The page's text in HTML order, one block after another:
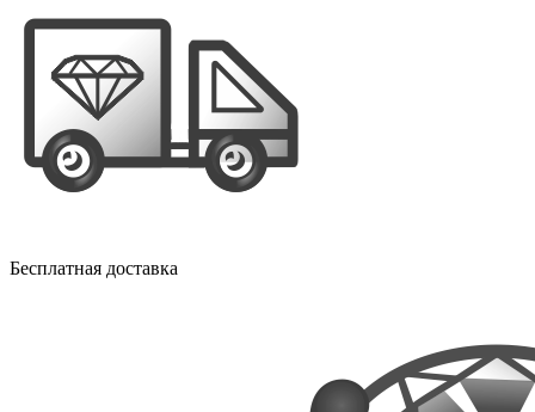
Бесплатная доставка